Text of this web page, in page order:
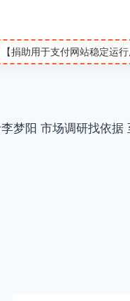
【捐助用于支付网站稳定运
梦阳 市场调研找依据